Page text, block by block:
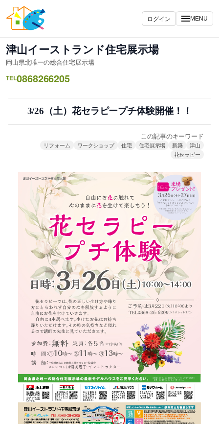
容
ス
キ
ッ
プ
ログイン MENU
津山イーストランド住宅展示場
岡山県北唯一の総合住宅展示場
TEL0868266205
3/26（土）花セラピープチ体験開催！！
この記事のキーワード
リフォーム ワークショップ 住宅 住宅展示場 新築
津山
花セラピー